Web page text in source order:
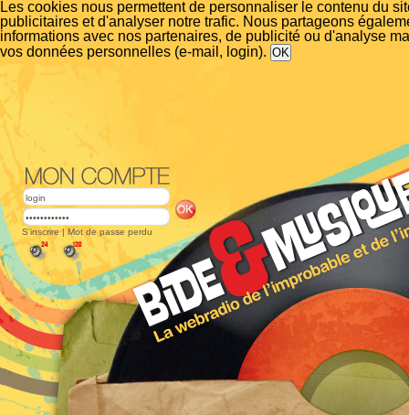
Les cookies nous permettent de personnaliser le contenu du
publicitaires et d'analyser notre trafic. Nous partageons
informations avec nos partenaires, de publicité ou d'analyse
vos données personnelles (e-mail, login).
S'inscrire | Mot de passe perdu